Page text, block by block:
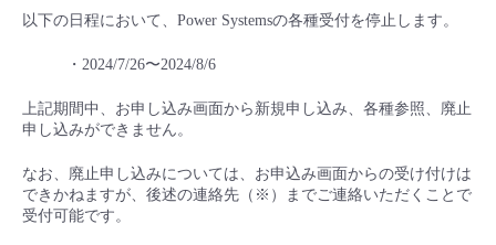
すべてのメニューを見る
- 登録情報の管理
- APIリファレンス
■ 基本構築ガイド
- ITインフラストラクチャー
- その他
以下の日程において、Power Systemsの各種受付を停止します。
・2024/7/26〜2024/8/6
上記期間中、お申し込み画面から新規申し込み、各種参照、廃止
申し込みができません。
なお、廃止申し込みについては、お申込み画面からの受け付けは
できかねますが、後述の連絡先（※）までご連絡いただくことで
受付可能です。